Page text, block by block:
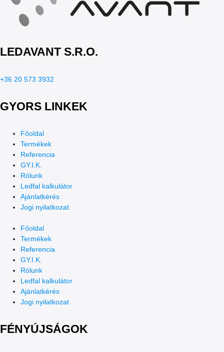
LEDAVANT S.R.O.
+36 20 573 3932
GYORS LINKEK
Főoldal
Termékek
Referencia
GY.I.K.
Rólunk
Ledfal kalkulátor
Ajánlatkérés
Jogi nyilatkozat
Főoldal
Termékek
Referencia
GY.I.K.
Rólunk
Ledfal kalkulátor
Ajánlatkérés
Jogi nyilatkozat
FÉNYÚJSÁGOK